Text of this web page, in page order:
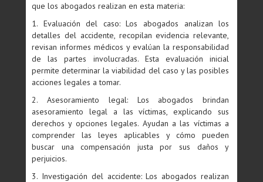
que los abogados realizan en esta materia:
1. Evaluación del caso: Los abogados analizan los
detalles del accidente, recopilan evidencia relevante,
revisan informes médicos y evalúan la responsabilidad
de las partes involucradas. Esta evaluación inicial
permite determinar la viabilidad del caso y las posibles
acciones legales a tomar.
2. Asesoramiento legal: Los abogados brindan
asesoramiento legal a las víctimas, explicando sus
derechos y opciones legales. Ayudan a las víctimas a
comprender las leyes aplicables y cómo pueden
buscar una compensación justa por sus daños y
perjuicios.
3. Investigación del accidente: Los abogados realizan